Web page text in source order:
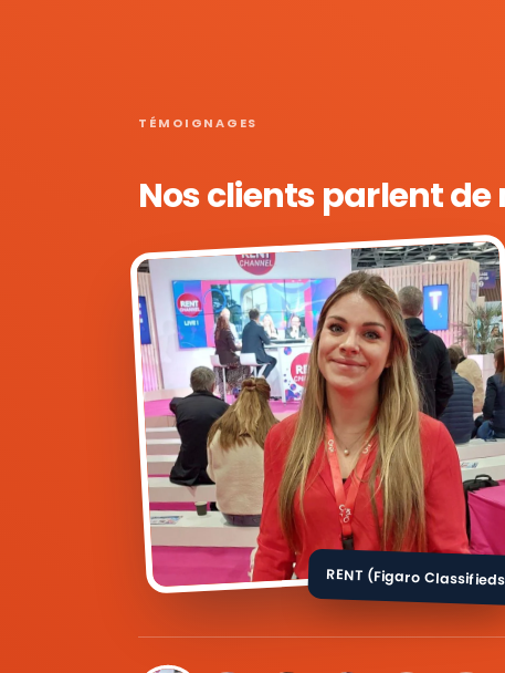
TÉMOIGNAGES
Nos clients parlent de
RENT (Figaro